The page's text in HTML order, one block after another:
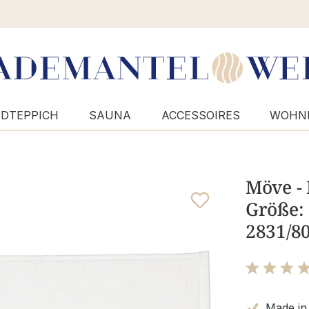
SAUNA ACCESSOIRES
Möve -
Größe:
2831/